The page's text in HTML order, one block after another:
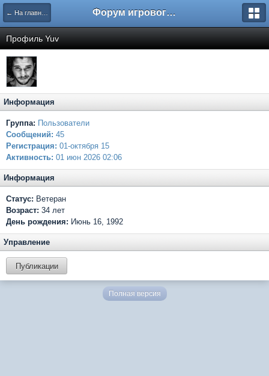
← На главную Форум игрового проекта Riverrise
Профиль Yuv
Информация
Группа: Пользователи
Сообщений: 45
Регистрация: 01-октября 15
Активность: 01 июн 2026 02:06
Информация
Статус: Ветеран
Возраст: 34 лет
День рождения: Июнь 16, 1992
Управление
Публикации
Полная версия